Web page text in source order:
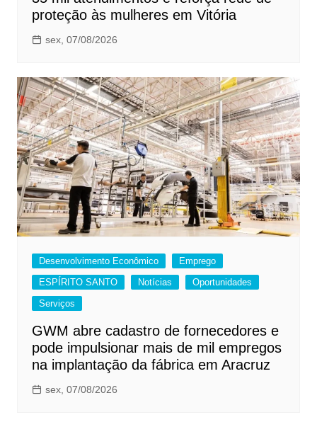
proteção às mulheres em Vitória
sex, 07/08/2026
Desenvolvimento Econômico
Emprego
ESPÍRITO SANTO
Notícias
Oportunidades
Serviços
GWM abre cadastro de fornecedores e
pode impulsionar mais de mil empregos
na implantação da fábrica em Aracruz
sex, 07/08/2026